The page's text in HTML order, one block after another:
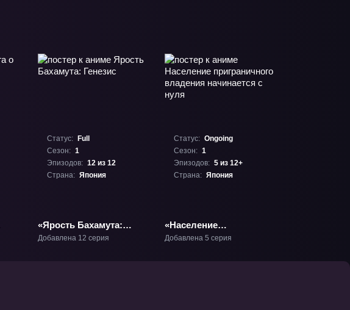
Статус:
Full
Сезон: 1
Эпизодов: 12 из 12
Страна: Япония
«Ярость Бахамута:
Генезис» ТВ-1
Добавлена 12 серия
Статус: Ongoing
Сезон: 1
Эпизодов: 5 из 12+
Страна: Япония
«Население
приграничного
Добавлена 5 серия